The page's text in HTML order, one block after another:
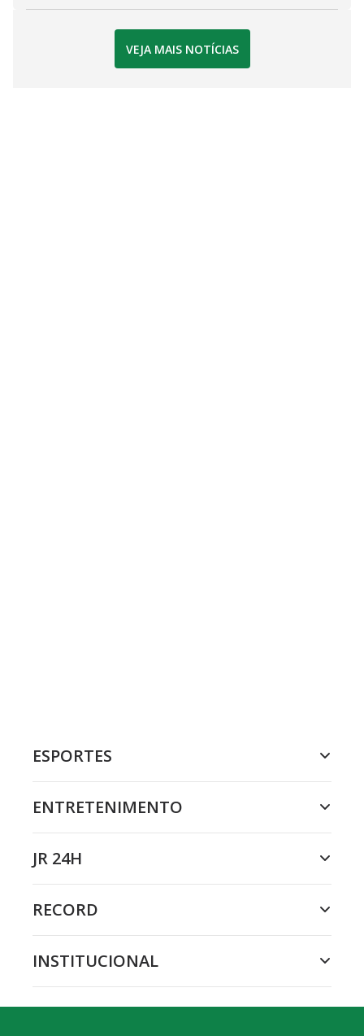
VEJA MAIS NOTÍCIAS
ESPORTES
ENTRETENIMENTO
JR 24H
RECORD
INSTITUCIONAL